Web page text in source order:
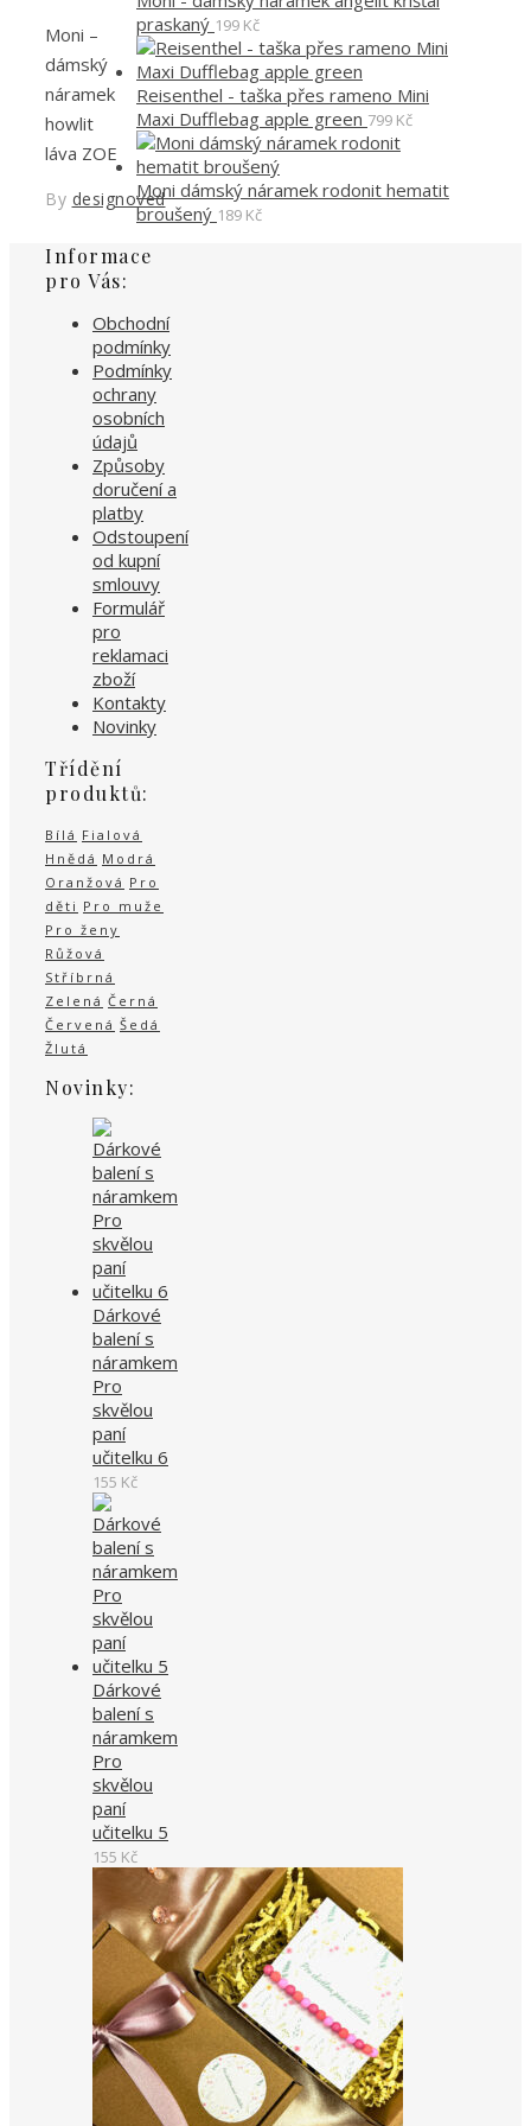
Moni –
dámský
náramek
howlit
láva ZOE
By designoved
praskaný 199 Kč
Reisenthel - taška přes rameno Mini
Maxi Dufflebag apple green 799 Kč
Moni dámský náramek rodonit hematit
broušený 189 Kč
Informace
pro Vás:
Obchodní
podmínky
Podmínky
ochrany
osobních
údajů
Způsoby
doručení a
platby
Odstoupení
od kupní
smlouvy
Formulář
pro
reklamaci
zboží
Kontakty
Novinky
Třídění
produktů:
Bílá Fialová
Hnědá Modrá
Oranžová Pro
děti Pro muže
Pro ženy
Růžová
Stříbrná
Zelená Černá
Červená Šedá
Žlutá
Novinky:
Dárkové
balení s
náramkem
Pro
skvělou
paní
učitelku 6
155 Kč
Dárkové
balení s
náramkem
Pro
skvělou
paní
učitelku 5
155 Kč